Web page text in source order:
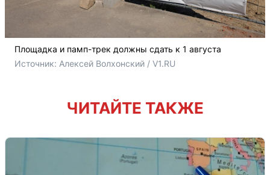
Площадка и памп-трек должны сдать к 1 августа
Источник: Алексей Волхонский / V1.RU
ЧИТАЙТЕ ТАКЖЕ